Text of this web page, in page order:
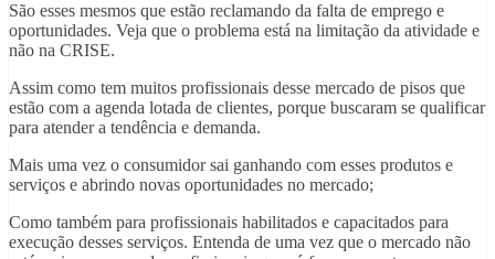
São esses mesmos que estão reclamando da falta de emprego e
oportunidades. Veja que o problema está na limitação da atividade e
não na CRISE.
Assim como tem muitos profissionais desse mercado de pisos que
estão com a agenda lotada de clientes, porque buscaram se qualificar
para atender a tendência e demanda.
Mais uma vez o consumidor sai ganhando com esses produtos e
serviços e abrindo novas oportunidades no mercado;
Como também para profissionais habilitados e capacitados para
execução desses serviços. Entenda de uma vez que o mercado não